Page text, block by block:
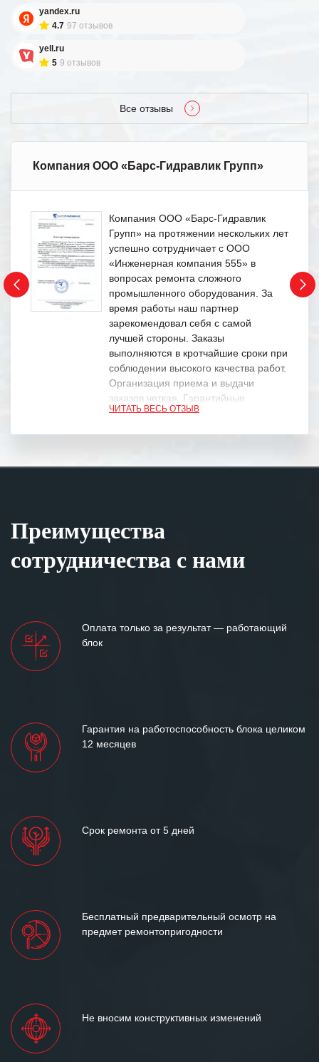
yandex.ru
4.7 97 отзывов
yell.ru
5 9 отзывов
Все отзывы
Компания ООО «Барс-Гидравлик Групп»
Компания ООО «Барс-Гидравлик
Групп» на протяжении нескольких лет
успешно сотрудничает с ООО
«Инженерная компания 555» в
вопросах ремонта сложного
промышленного оборудования. За
время работы наш партнер
зарекомендовал себя с самой
лучшей стороны. Заказы
выполняются в кротчайшие сроки при
соблюдении высокого качества работ.
Организация приема и выдачи
заказов четкая. Гарантийные
обязательства выполняются в
Особенно хочется отметить высокую
клиентоориентированность
персонала Вашей компании,
между нашими компаниями открытые
ЧИТАТЬ ВЕСЬ ОТЗЫВ
Преимущества
сотрудничества с нами
Оплата только за результат — работающий
блок
Гарантия на работоспособность блока целиком
12 месяцев
Срок ремонта от 5 дней
Бесплатный предварительный осмотр на
предмет ремонтопригодности
Не вносим конструктивных изменений